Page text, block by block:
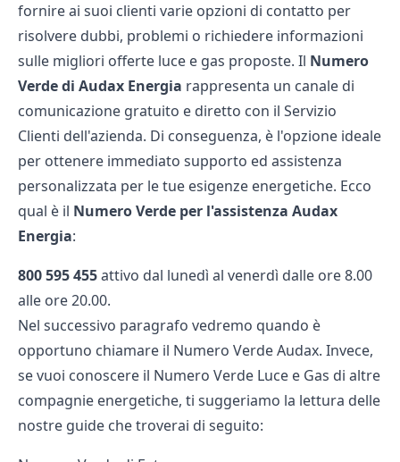
fornire ai suoi clienti varie opzioni di contatto per
risolvere dubbi, problemi o richiedere informazioni
sulle migliori offerte luce e gas proposte. Il Numero
Verde di Audax Energia rappresenta un canale di
comunicazione gratuito e diretto con il Servizio
Clienti dell'azienda. Di conseguenza, è l'opzione ideale
per ottenere immediato supporto ed assistenza
personalizzata per le tue esigenze energetiche. Ecco
qual è il Numero Verde per l'assistenza Audax
Energia:
800 595 455attivo dal lunedì al venerdì dalle ore 8.00
alle ore 20.00.
Nel successivo paragrafo vedremo quando è
opportuno chiamare il Numero Verde Audax. Invece,
se vuoi conoscere il Numero Verde Luce e Gas di altre
compagnie energetiche, ti suggeriamo la lettura delle
nostre guide che troverai di seguito: